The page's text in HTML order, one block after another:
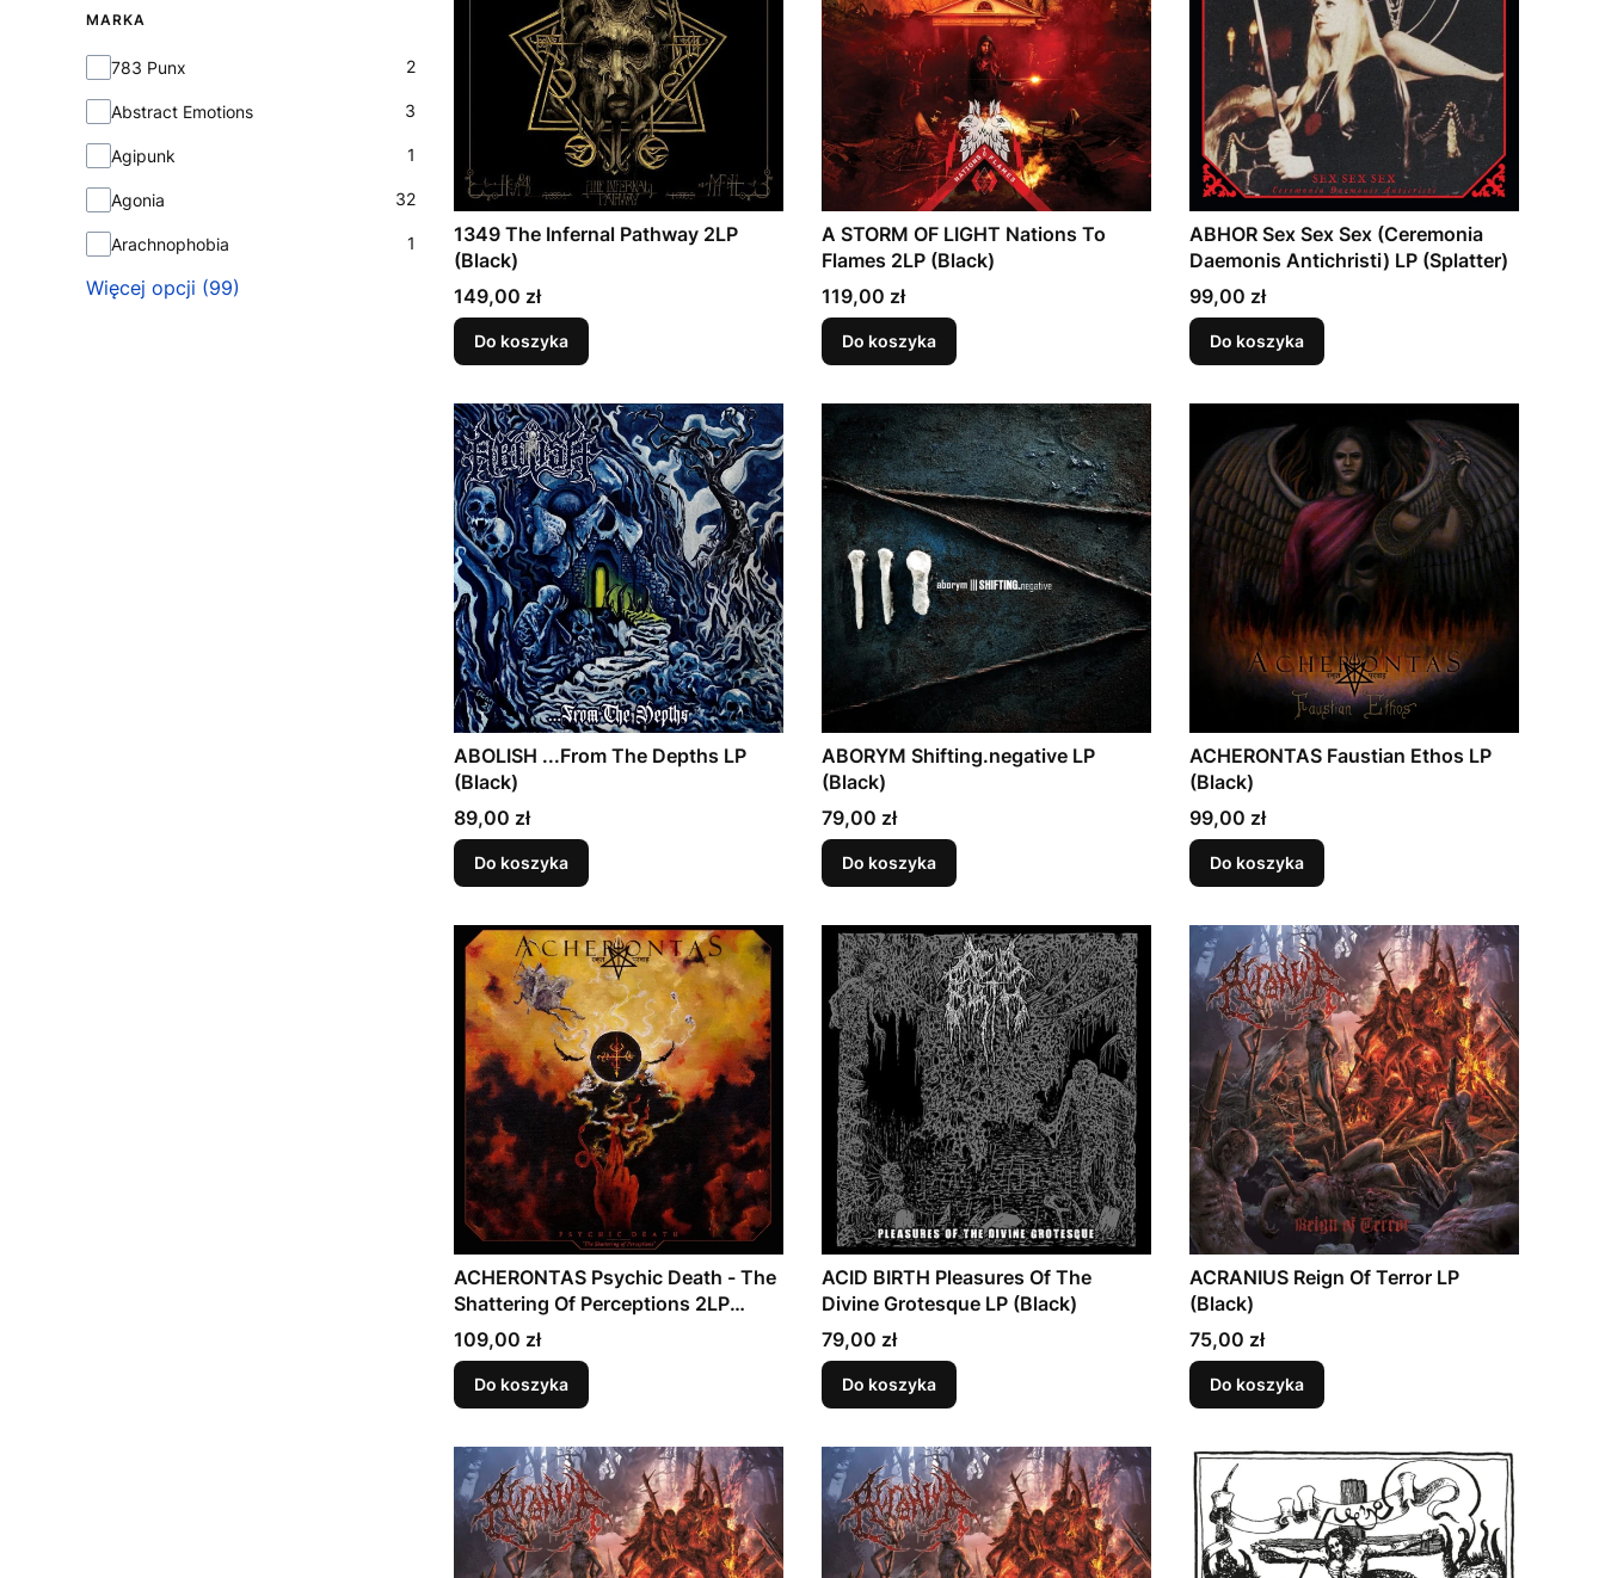
MARKA
Marka
783 Punx 2
Abstract Emotions 3
Agipunk 1
Agonia 32
Arachnophobia 1
Więcej opcji (99)
1349 The Infernal Pathway 2LP
(Black)
Cena
149,00 zł
Do koszyka
A STORM OF LIGHT Nations To
Flames 2LP (Black)
Cena
119,00 zł
Do koszyka
ABHOR Sex Sex Sex (Ceremonia
Daemonis Antichristi) LP (Splatter)
Cena
99,00 zł
Do koszyka
ABOLISH ...From The Depths LP
(Black)
Cena
89,00 zł
Do koszyka
ABORYM Shifting.negative LP
(Black)
Cena
79,00 zł
Do koszyka
ACHERONTAS Faustian Ethos LP
(Black)
Cena
99,00 zł
Do koszyka
ACHERONTAS Psychic Death - The
Shattering Of Perceptions 2LP
(Black)
Cena
109,00 zł
Do koszyka
ACID BIRTH Pleasures Of The
Divine Grotesque LP (Black)
Cena
79,00 zł
Do koszyka
ACRANIUS Reign Of Terror LP
(Black)
Cena
75,00 zł
Do koszyka